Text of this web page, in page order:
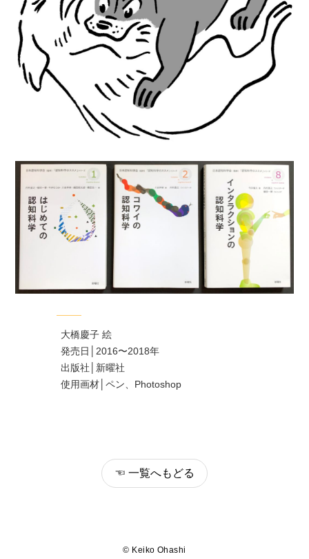
大橋慶子 絵
発売日│2016〜2018年
出版社│新曜社
使用画材│ペン、Photoshop
☜ 一覧へもどる
© Keiko Ohashi